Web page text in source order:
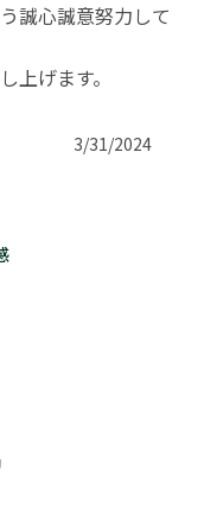
誠心誠意努力して
上げます。
3/31/2024